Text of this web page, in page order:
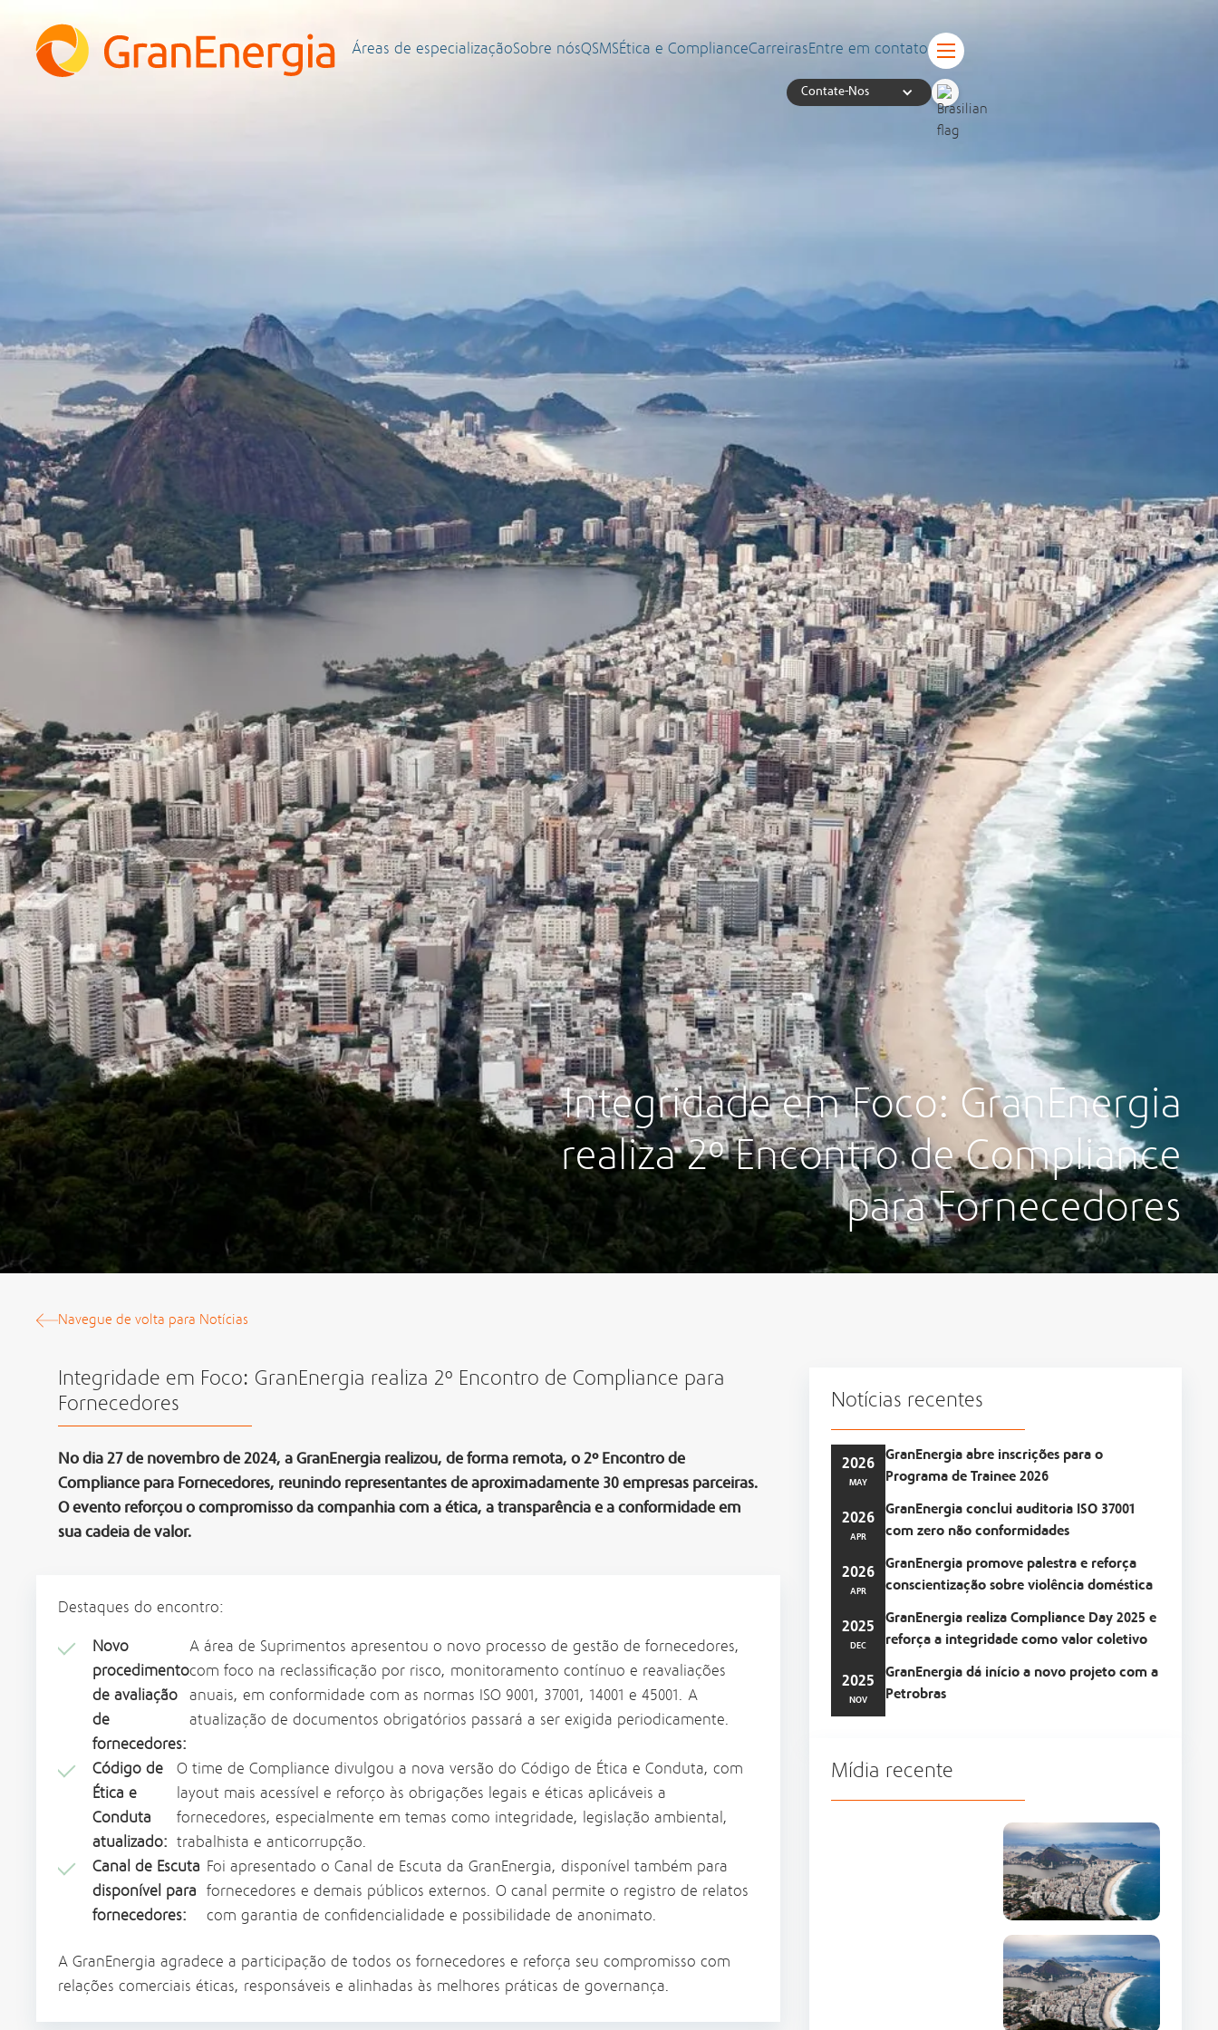
Áreas de especializaçãoSobre nósQSMSÉtica e ComplianceCarreirasEntre em contato
Contate-Nos
Integridade em Foco: GranEnergia
realiza 2º Encontro de Compliance
para Fornecedores
Navegue de volta para Notícias
Integridade em Foco: GranEnergia realiza 2º Encontro de Compliance para
Fornecedores
No dia 27 de novembro de 2024, a GranEnergia realizou, de forma remota, o 2º Encontro de
Compliance para Fornecedores, reunindo representantes de aproximadamente 30 empresas parceiras.
O evento reforçou o compromisso da companhia com a ética, a transparência e a conformidade em
sua cadeia de valor.
Destaques do encontro:
Novo
procedimento
de avaliação
de
fornecedores:
A área de Suprimentos apresentou o novo processo de gestão de fornecedores,
com foco na reclassificação por risco, monitoramento contínuo e reavaliações
anuais, em conformidade com as normas ISO 9001, 37001, 14001 e 45001. A
atualização de documentos obrigatórios passará a ser exigida periodicamente.
Código de
Ética e
Conduta
atualizado:
O time de Compliance divulgou a nova versão do Código de Ética e Conduta, com
layout mais acessível e reforço às obrigações legais e éticas aplicáveis a
fornecedores, especialmente em temas como integridade, legislação ambiental,
trabalhista e anticorrupção.
Canal de Escuta
disponível para
fornecedores:
Foi apresentado o Canal de Escuta da GranEnergia, disponível também para
fornecedores e demais públicos externos. O canal permite o registro de relatos
com garantia de confidencialidade e possibilidade de anonimato.
A GranEnergia agradece a participação de todos os fornecedores e reforça seu compromisso com
relações comerciais éticas, responsáveis e alinhadas às melhores práticas de governança.
Notícias recentes
2026
MAY
GranEnergia abre inscrições para o
Programa de Trainee 2026
2026
APR
GranEnergia conclui auditoria ISO 37001
com zero não conformidades
2026
APR
GranEnergia promove palestra e reforça
conscientização sobre violência doméstica
2025
DEC
GranEnergia realiza Compliance Day 2025 e
reforça a integridade como valor coletivo
2025
NOV
GranEnergia dá início a novo projeto com a
Petrobras
Mídia recente